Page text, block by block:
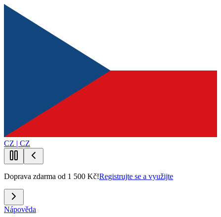
CZ | CZ
Doprava zdarma od 1 500 Kč!Registrujte se a využijte
Nápověda